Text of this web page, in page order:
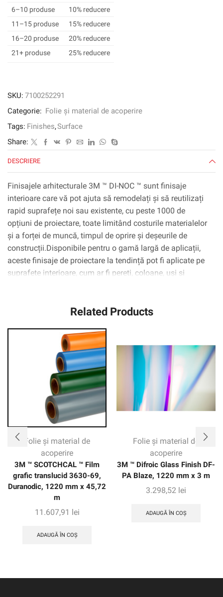
Finisaj
arhitectural
Abstract
Earth,
mm
50
m
6–10 produse
10% reducere
11–15 produse
15% reducere
16–20 produse
20% reducere
21+ produse
25% reducere
SKU: 7100252291
Categorie: Folie și material de acoperire
Tags: Finishes,Surface
Share:
DESCRIERE
Finisajele arhitecturale 3M ™ DI-NOC ™ sunt finisaje
interioare care vă pot ajuta să remodelați și să reutilizați
rapid suprafețe noi sau existente, cu peste 1000 de
opțiuni de proiectare, toate limitând costurile materialelor
și a forței de muncă, timpul de oprire și deșeurile de
construcții.Disponibile pentru o gamă largă de aplicații,
aceste finisaje de proiectare la tendință pot fi aplicate pe
suprafețe interioare, cum ar fi pereți, coloane, uși și
practic bulele de aer, simplificând și accelerând procesul
Related Products
Folie și material de
acoperire
3M ™ SCOTCHCAL ™ Film
grafic translucid 3630-69,
Duranodic, 1220 mm x 45,72
m
11.607,91 lei
ADAUGĂ ÎN COȘ
Folie și material de
acoperire
3M ™ Difroic Glass Finish DF-
PA Blaze, 1220 mm x 3 m
3.298,52 lei
ADAUGĂ ÎN COȘ